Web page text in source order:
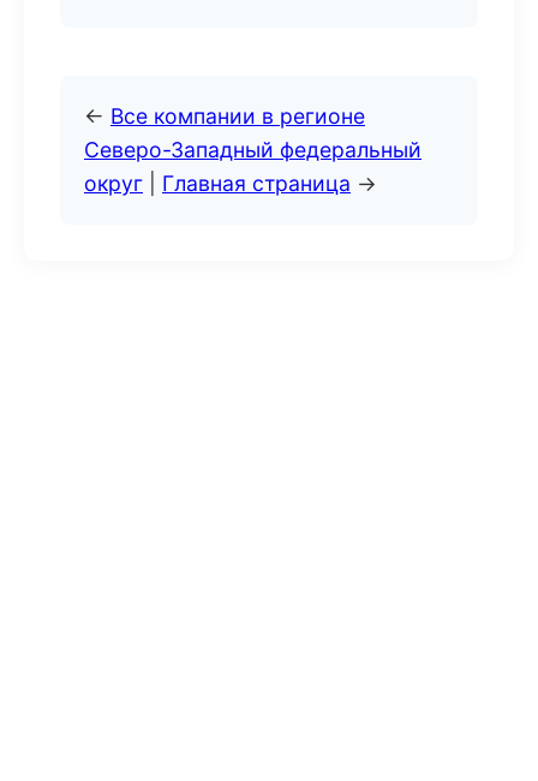
← Все компании в регионе
Северо-Западный федеральный
округ
Главная страница →